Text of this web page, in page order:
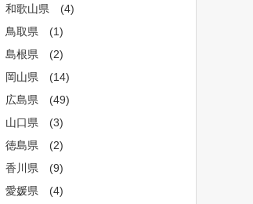
和歌山県
(4)
鳥取県
(1)
島根県
(2)
岡山県
(14)
広島県
(49)
山口県
(3)
徳島県
(2)
香川県
(9)
愛媛県
(4)